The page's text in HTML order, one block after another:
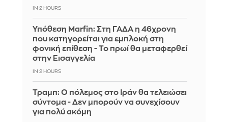
IN 2 HOURS
Υπόθεση Marfin: Στη ΓΑΔΑ η 46χρονη
που κατηγορείται για εμπλοκή στη
φονική επίθεση - Το πρωί θα μεταφερθεί
στην Εισαγγελία
IN 2 HOURS
Τραμπ: Ο πόλεμος στο Ιράν θα τελειώσει
σύντομα - Δεν μπορούν να συνεχίσουν
για πολύ ακόμη